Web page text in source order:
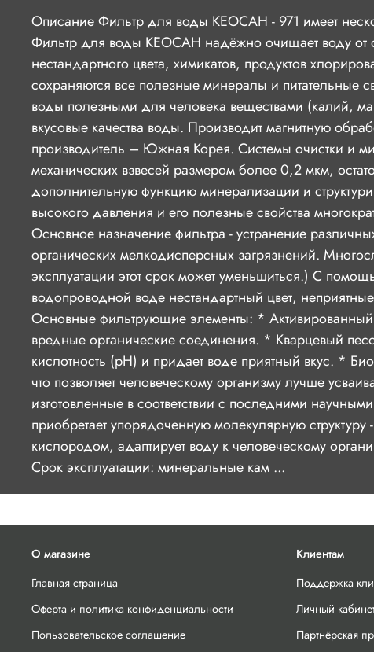
Описание Фильтр для воды КЕОСАН - 971 имеет
Фильтр для воды КЕОСАН надёжно очищает воду от
нестандартного цвета, химикатов, продуктов
сохраняются все полезные минералы и питательные
воды полезными для человека веществами (калий,
вкусовые качества воды. Производит магнитную
производитель – Южная Корея. Системы очистки и
механических взвесей размером более 0,2 мкм,
дополнительную функцию минерализации и
высокого давления и его полезные свойства
Основное назначение фильтра - устранение
органических мелкодисперсных загрязнений.
эксплуатации этот срок может уменьшиться.) С
водопроводной воде нестандартный цвет,
Основные фильтрующие элементы: * Активированный
вредные органические соединения. * Кварцевый
кислотность (рН) и придает воде приятный вкус. *
что позволяет человеческому организму лучше
изготовленные в соответствии с последними
приобретает упорядоченную молекулярную
кислородом, адаптирует воду к человеческому
Срок эксплуатации: минеральные кам ...
О магазине
Главная страница
Оферта и политика конфиденциальности
Пользовательское соглашение
Клиентам
Поддержка
Личный
Партнёрская